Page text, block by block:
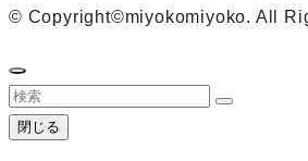
© Copyright©miyokomiyoko. All
閉じる